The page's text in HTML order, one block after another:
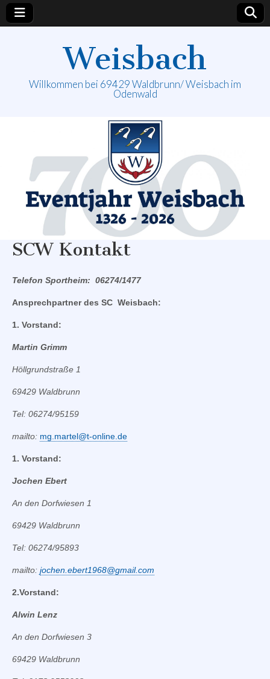
Weisbach
Willkommen bei 69429 Waldbrunn/ Weisbach im
Odenwald
SCW Kontakt
Telefon Sportheim: 06274/1477
Ansprechpartner des SC Weisbach:
1. Vorstand:
Martin Grimm
Höllgrundstraße 1
69429 Waldbrunn
Tel: 06274/95159
mailto: mg.martel@t-online.de
1. Vorstand:
Jochen Ebert
An den Dorfwiesen 1
69429 Waldbrunn
Tel: 06274/95893
mailto: jochen.ebert1968@gmail.com
2.Vorstand:
Alwin Lenz
An den Dorfwiesen 3
69429 Waldbrunn